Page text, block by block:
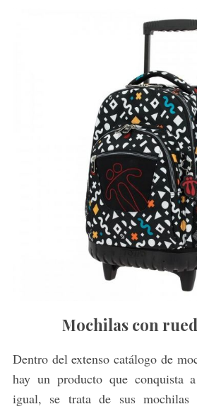
Mochilas con
Dentro del extenso catálogo de
hay un producto que conquista
igual, se trata de sus